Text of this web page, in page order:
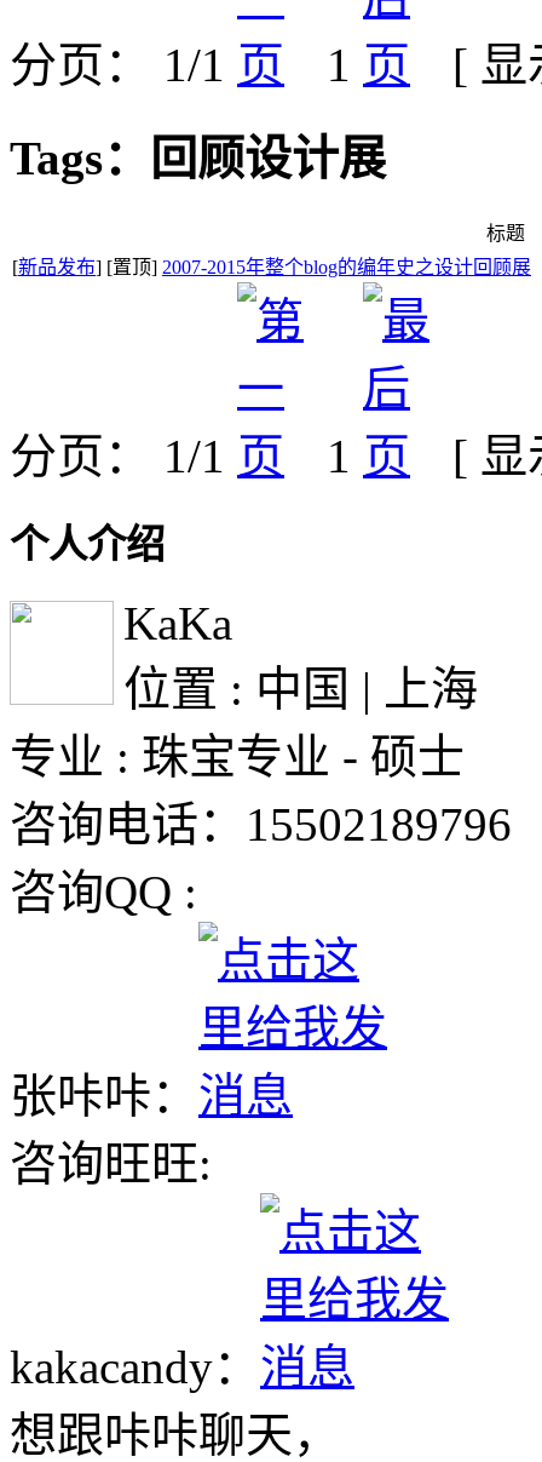
分页： 1/1 1
[
Tags：回顾设计展
标题
[新品发布] [置顶] 2007-2015年整个blog的编年史之设计回顾展
分页： 1/1 1 [
个人介绍
KaKa
位置 : 中国 | 上海
专业 : 珠宝专业 - 硕士
咨询电话：15502189796
咨询QQ :
张咔咔：
咨询旺旺:
kakacandy：
想跟咔咔聊天，